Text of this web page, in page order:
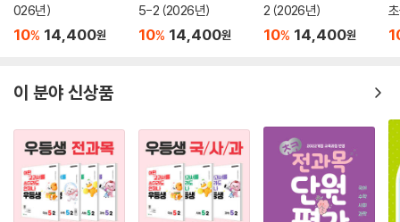
026년)
10% 14,400원
5-2 (2026년)
10% 14,400원
2 (2026년)
10% 14,400원
이 분야 신상품